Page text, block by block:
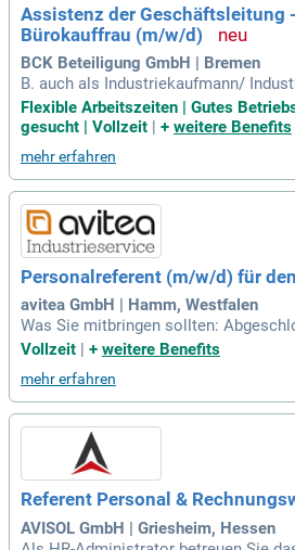
Assistenz der Geschäftsleitung
Bürokauffrau (m/w/d)
BCK Beteiligung GmbH | Bremen
B. auch als Industriekaufmann/
onaldienstleistungskaufmann/ -frau;
Englischkenntnisse; Versierter
Office-Paket; Diskretion,
geprägte Fähigkeit
Flexible Arbeitszeiten | Gutes
gesucht | Vollzeit | + weitere Benefits
mehr erfahren
Personalreferent (m/w/d) für
avitea GmbH | Hamm, Westfalen
Was Sie mitbringen sollten:
der Fachrichtung Personal, eine
ergleichbare Qualifikation;
enstleistungsbranche
Vollzeit
+ weitere Benefits
mehr erfahren
Referent Personal &
AVISOL GmbH | Griesheim, Hessen